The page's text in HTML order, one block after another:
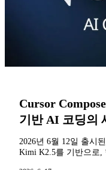
Cursor
기반 AI 코딩의
2026년 6월 12일 출시된
Kimi K2.5를 기반으로,